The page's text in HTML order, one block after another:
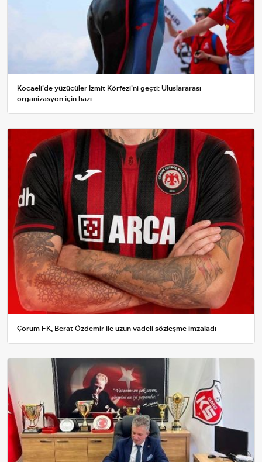
Kocaeli'de yüzücüler İzmit Körfezi'ni geçti: Uluslararası
organizasyon için hazı...
Çorum FK, Berat Özdemir ile uzun vadeli sözleşme imzaladı